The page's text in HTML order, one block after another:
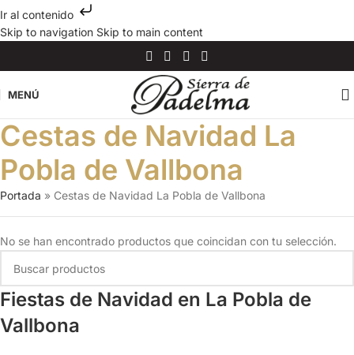
Ir al contenido
Skip to navigation Skip to main content
MENÚ
Cestas de Navidad La
Pobla de Vallbona
Portada » Cestas de Navidad La Pobla de Vallbona
No se han encontrado productos que coincidan con tu selección.
Fiestas de Navidad en La Pobla de
Vallbona